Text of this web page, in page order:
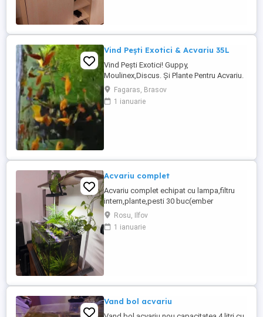
albi ...
Vind Pești Exotici & Acvariu 35L
Vind Pești Exotici! Guppy,
Moulinex,Discus. Și Plante Pentru Acvariu.
Fagaras, Brasov
1 ianuarie
Acvariu complet
Acvariu complet echipat cu lampa,filtru
intern,plante,pesti 30 buc(ember
tetra,neon,pigmy cory,creveti
Amano,otocinclus affinis) Dimensiuni 60
30 36 Se vinde fara stand,nu asigur
Rosu, Ilfov
1 ianuarie
Vand bol acvariu